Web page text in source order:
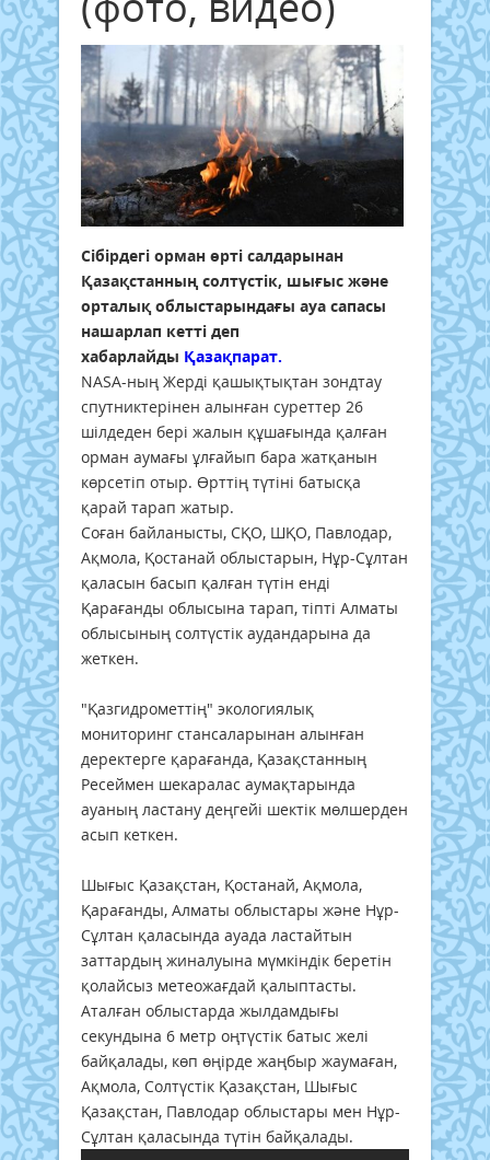
Сібірдегі орман өрті салдарынан
Қазақстанның солтүстік, шығыс және
орталық облыстарындағы ауа сапасы
нашарлап кетті деп
хабарлайды Қазақпарат.
NASA-ның Жерді қашықтықтан зондтау
спутниктерінен алынған суреттер 26
шілдеден бері жалын құшағында қалған
орман аумағы ұлғайып бара жатқанын
көрсетіп отыр. Өрттің түтіні батысқа
қарай тарап жатыр.
Соған байланысты, СҚО, ШҚО, Павлодар,
Ақмола, Қостанай облыстарын, Нұр-Сұлтан
қаласын басып қалған түтін енді
Қарағанды облысына тарап, тіпті Алматы
облысының солтүстік аудандарына да
жеткен.
"Қазгидрометтің" экологиялық
мониторинг стансаларынан алынған
деректерге қарағанда, Қазақстанның
Ресеймен шекаралас аумақтарында
ауаның ластану деңгейі шектік мөлшерден
асып кеткен.
Шығыс Қазақстан, Қостанай, Ақмола,
Қарағанды, Алматы облыстары және Нұр-
Сұлтан қаласында ауада ластайтын
заттардың жиналуына мүмкіндік беретін
қолайсыз метеожағдай қалыптасты.
Аталған облыстарда жылдамдығы
секундына 6 метр оңтүстік батыс желі
байқалады, көп өңірде жаңбыр жаумаған,
Ақмола, Солтүстік Қазақстан, Шығыс
Қазақстан, Павлодар облыстары мен Нұр-
Сұлтан қаласында түтін байқалады.